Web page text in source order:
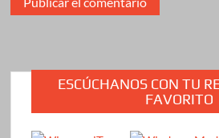
ESCÚCHANOS CON TU
FAVORITO